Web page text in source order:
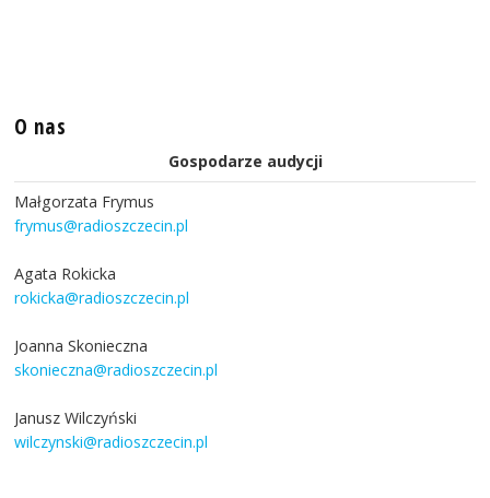
O nas
Gospodarze audycji
Małgorzata Frymus
frymus@radioszczecin.pl
Agata Rokicka
rokicka@radioszczecin.pl
Joanna Skonieczna
skonieczna@radioszczecin.pl
Janusz Wilczyński
wilczynski@radioszczecin.pl